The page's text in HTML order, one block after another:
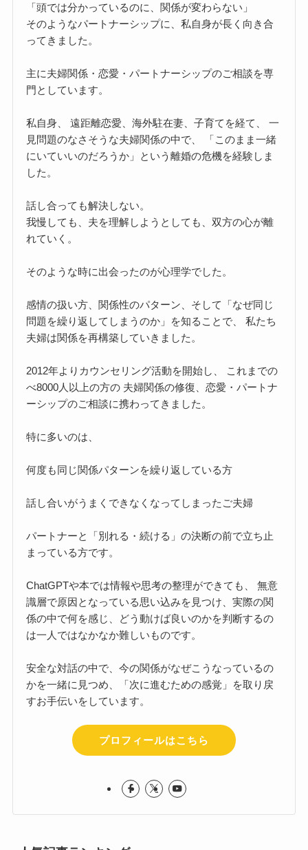
「頭では分かっているのに、関係が変わらない」
そのようなパートナーシップに、私自身が長く向き合
ってきました。
主に夫婦関係・恋愛・パートナーシップのご相談を専
門としています。
私自身、 遠距離恋愛、海外駐在妻、子育てを経て、 一
見問題のなさそうな夫婦関係の中で、 「このまま一緒
にいていいのだろうか」という離婚の危機を経験しま
した。
話し合っても解決しない。
我慢しても、夫を理解しようとしても、双方の心が離
れていく。
そのような時に出会ったのが心理学でした。
感情の扱い方、関係性のパターン、そして「なぜ同じ
問題を繰り返してしまうのか」を知ることで、 私たち
夫婦は関係を再構築していきました。
2012年よりカウンセリング活動を開始し、 これまでの
べ8000人以上の方の 夫婦関係の修復、恋愛・パートナ
ーシップのご相談に携わってきました。
特に多いのは、
何度も同じ関係パターンを繰り返している方
話し合いがうまくできなくなってしまったご夫婦
パートナーと「別れる・続ける」の決断の前で立ち止
まっている方です。
ChatGPTや本では情報や思考の整理ができても、 無意
識層で原因となっている思い込みを見つけ、実際の関
係の中で何を感じ、どう動けば良いのかを判断するの
は一人ではなかなか難しいものです。
安全な対話の中で、今の関係がなぜこうなっているの
かを一緒に見つめ、「次に進むための感覚」を取り戻
すお手伝いをしています。
プロフィールはこちら